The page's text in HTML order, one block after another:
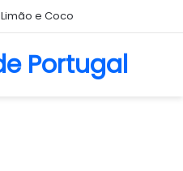
Portugal